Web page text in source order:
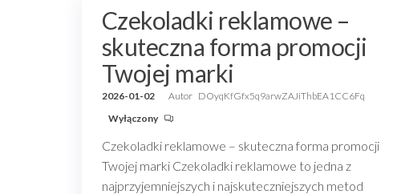
Czekoladki reklamowe –
skuteczna forma promocji
Twojej marki
2026-01-02 Autor DOyqKfGfx5q9arwZAJiThbEA1CC6Fq
Wyłączony
Czekoladki reklamowe – skuteczna forma promocji
Twojej marki Czekoladki reklamowe to jedna z
najprzyjemniejszych i najskuteczniejszych metod